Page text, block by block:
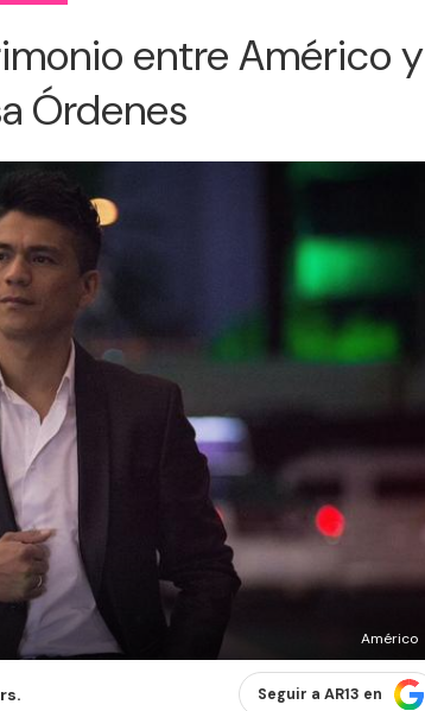
entre Américo y
Órdenes
Américo
Seguir a AR13 en